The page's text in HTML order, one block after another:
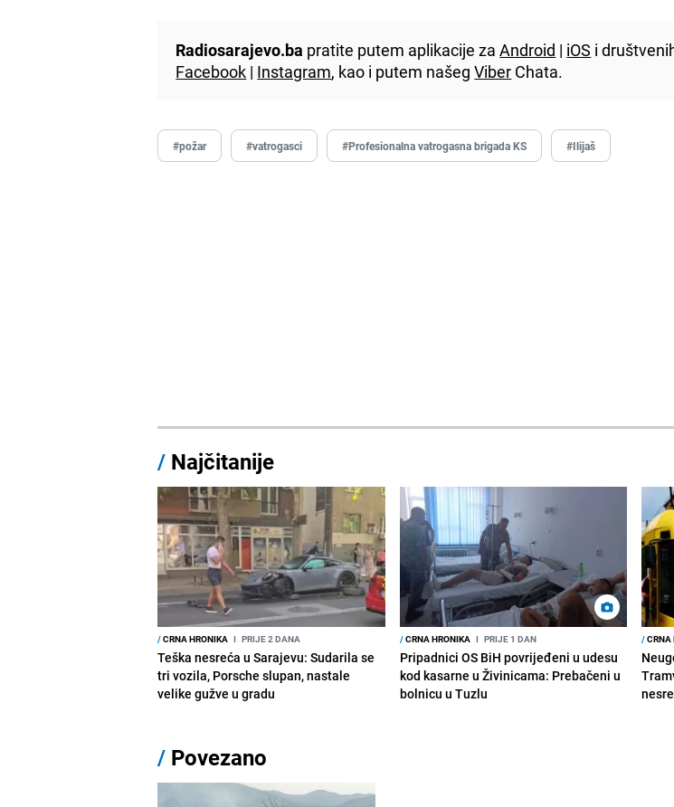
Radiosarajevo.ba pratite putem aplikacije zaAndroid | iOS i
Facebook | Instagram, kao i putem našegViber Chata.
#požar #vatrogasci #Profesionalna vatrogasna brigada KS #Ilijaš
/ Najčitanije
/CRNA HRONIKA I PRIJE 2 DANA
Teška nesreća u Sarajevu: Sudarila se
tri vozila, Porsche slupan, nastale
velike gužve u gradu
/CRNA HRONIKA I PRIJE 1 DAN
Pripadnici OS BiH povrijeđeni u udesu
kod kasarne u Živinicama: Prebačeni u
bolnicu u Tuzlu
/CRNA
/ Povezano